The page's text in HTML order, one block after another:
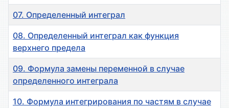
07. Определенный интеграл
08. Определенный интеграл как функция
верхнего предела
09. Формула замены переменной в случае
определенного интеграла
10. Формула интегрирования по частям в случае